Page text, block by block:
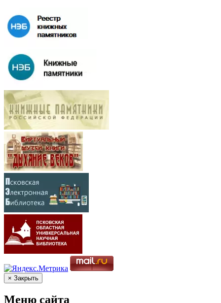
× Закрыть
Меню сайта